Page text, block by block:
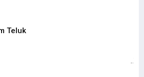
Teluk